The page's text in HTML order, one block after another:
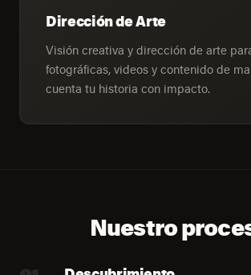
Dirección de Arte
Visión creativa y dirección de arte
fotográficas, videos y contenido de
cuenta tu historia con impacto.
Nuestro